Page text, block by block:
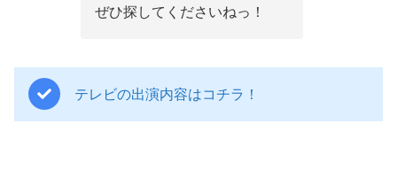
ぜひ探してくださいねっ！
テレビの出演内容はコチラ！